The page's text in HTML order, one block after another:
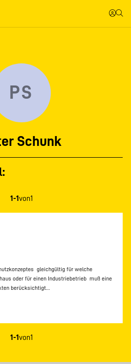
PS
Schunk
1-1von1
 gleichgültig für welche
oder für einen Industriebetrieb  muß eine
berücksichtigt…
1-1von1